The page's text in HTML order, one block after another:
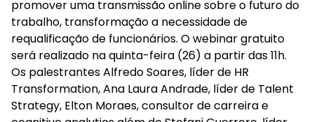
promover uma transmissão online sobre o futuro do
trabalho, transformação a necessidade de
requalificação de funcionários. O webinar gratuito
será realizado na quinta-feira (26) a partir das 11h.
Os palestrantes Alfredo Soares, líder de HR
Transformation, Ana Laura Andrade, líder de Talent
Strategy, Elton Moraes, consultor de carreira e